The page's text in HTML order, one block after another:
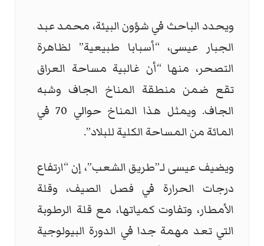
ويحدد الباحث في شؤون البيئة، محمد عبد
الجبار عيسى، “أسبابا طبيعية” لظاهرة
التصحر، منها “أن غالبية مساحة العراق
تقع ضمن منطقة المناخ الجاف وشبه
الجاف. ويمثل هذا المناخ حوالي 70 في
المائة من المساحة الكلية للبلاد”.
ويضيف عيسى لـ”طريق الشعب”، إن “ارتفاع
درجات الحرارة في فصل الصيف، وقلة
الأمطار، وتفاوت كمياتها، مع قلة الرطوبة
التي تعد مهمة جدا في الدورة البيولوجية